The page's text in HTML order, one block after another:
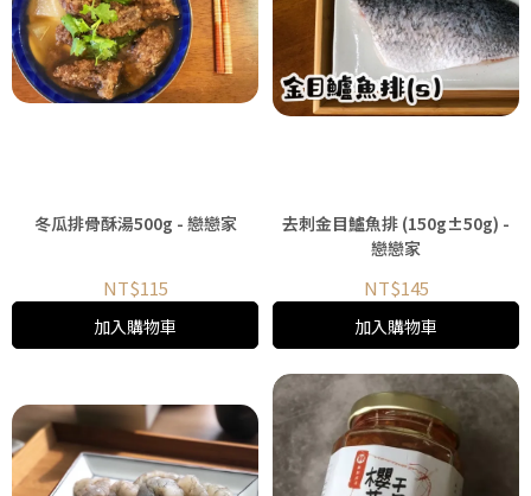
冬瓜排骨酥湯500g - 戀戀家
NT$115
加入購物車
去刺金目鱸魚排 (150g±50g) -
戀戀家
NT$145
加入購物車